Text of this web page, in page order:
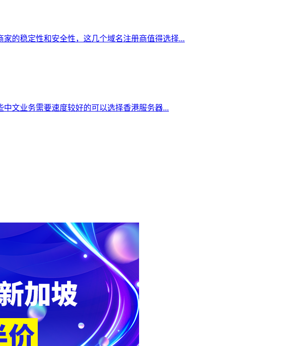
的稳定性和安全性，这几个域名注册商值得选择...
文业务需要速度较好的可以选择香港服务器...